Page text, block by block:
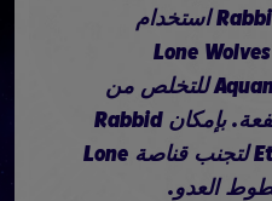
بعيدة. بإمكان Rabbid Peach استخدام
Pyrostar للتخلص من Lone Wolves
المرتفعة واستخدام Aquanox للتخلص من
Flamin’ Stooges المرتفعة. بإمكان Rabbid
Luigi استخدام Ethering لتجنب قناصة Lone